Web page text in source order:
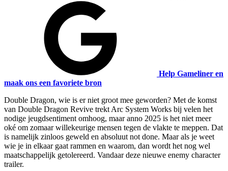
Help Gameliner en
maak ons een favoriete bron
Double Dragon, wie is er niet groot mee geworden? Met de komst
van Double Dragon Revive trekt Arc System Works bij velen het
nodige jeugdsentiment omhoog, maar anno 2025 is het niet meer
oké om zomaar willekeurige mensen tegen de vlakte te meppen. Dat
is namelijk zinloos geweld en absoluut not done. Maar als je weet
wie je in elkaar gaat rammen en waarom, dan wordt het nog wel
maatschappelijk getolereerd. Vandaar deze nieuwe enemy character
trailer.